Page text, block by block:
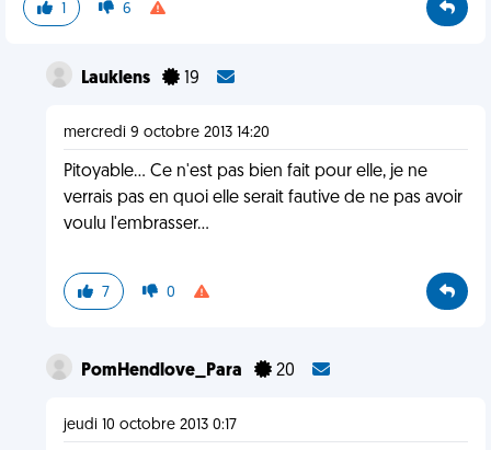
1 6
Lauklens 19
mercredi 9 octobre 2013 14:20
Pitoyable... Ce n'est pas bien fait pour elle, je ne
verrais pas en quoi elle serait fautive de ne pas avoir
voulu l'embrasser...
7 0
PomHendlove_Para 20
jeudi 10 octobre 2013 0:17